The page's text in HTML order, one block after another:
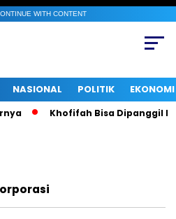
WITH CONTENT
NASIONAL POLITIK EKONOMI
Khofifah Bisa Dipanggil